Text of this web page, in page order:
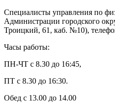
Специалисты управления по
Администрации городского
Троицкий, 61, каб. №10),
Часы работы:
ПН-ЧТ с 8.30 до 16:45,
ПТ с 8.30 до 16:30.
Обед с 13.00 до 14.00